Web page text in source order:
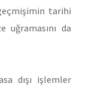
tarihi
da
dışı işlemler